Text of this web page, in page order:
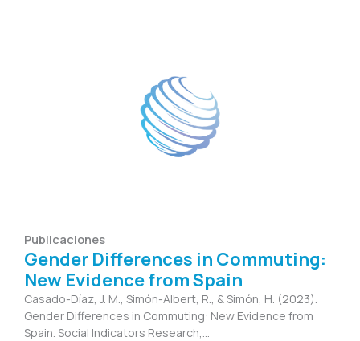
Publicaciones
Gender Differences in Commuting:
New Evidence from Spain
Casado-Díaz, J. M., Simón-Albert, R., & Simón, H. (2023).
Gender Differences in Commuting: New Evidence from
Spain. Social Indicators Research,...